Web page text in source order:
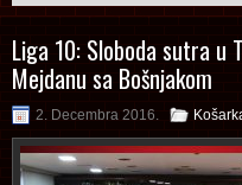
Liga 10: Sloboda sutra u
Mejdanu sa Bošnjakom
2. Decembra 2016.